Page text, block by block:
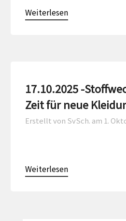
Weiterlesen
17.10.2025 -
Zeit für neue
Erstellt von SvSch. am 1.
Weiterlesen